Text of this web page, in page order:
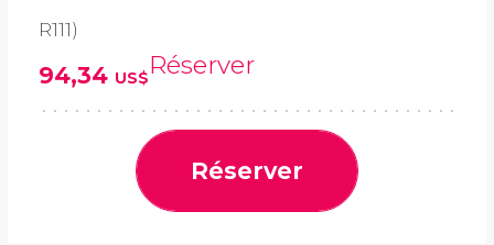
R111)
94,34 US$Réserver
Réserver